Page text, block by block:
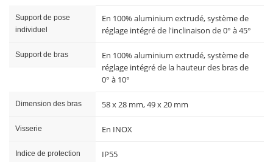
Support de pose
individuel
En 100% aluminium extrudé, système de
réglage intégré de l'inclinaison de 0° à 45°
Support de bras
En 100% aluminium extrudé, système de
réglage intégré de la hauteur des bras de
0° à 10°
Dimension des bras 58 x 28 mm, 49 x 20 mm
Visserie En INOX
Indice de protection IP55